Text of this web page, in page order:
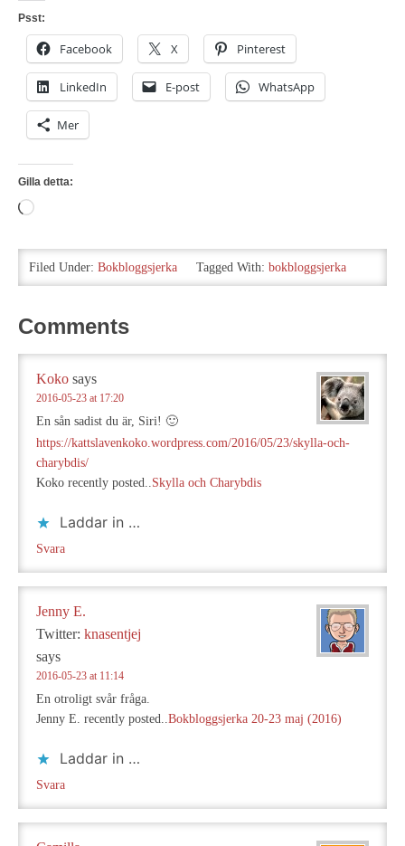
Psst:
Facebook X Pinterest
LinkedIn E-post WhatsApp
Mer
Gilla detta:
Laddar
…
Filed Under: Bokbloggsjerka Tagged With: bokbloggsjerka
Comments
Koko says
2016-05-23 at 17:20
En sån sadist du är, Siri! 🙂
https://kattslavenkoko.wordpress.com/2016/05/23/skylla-och-
charybdis/
Koko recently posted..Skylla och Charybdis
Laddar in …
Svara
Jenny E.
Twitter: knasentjej
says
2016-05-23 at 11:14
En otroligt svår fråga.
Jenny E. recently posted..Bokbloggsjerka 20-23 maj (2016)
Laddar in …
Svara